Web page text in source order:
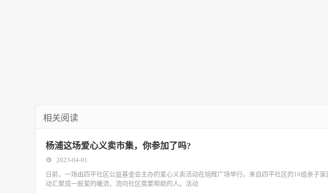
相关阅读
杨浦这场爱心义卖市集，你参加了吗?
2023-04-01
日前，一场由四平社区公益基金会主办的爱心义卖活动在旭辉广场举行。来自四平社区的16组亲子
动汇聚成一股爱的暖流，流向社区需要帮助的人。活动